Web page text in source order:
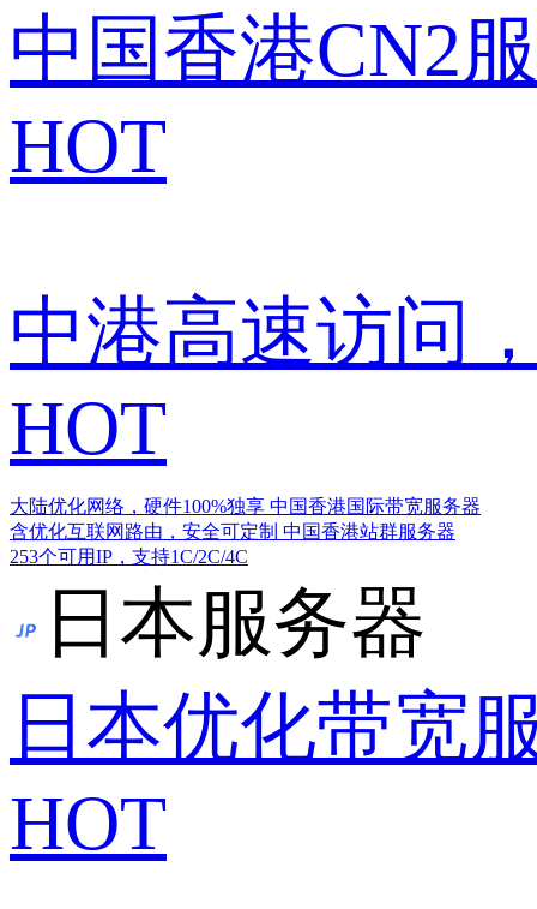
中国香港CN2
HOT
中港高速访问
HOT
大陆优化网络，硬件100%独享 中国香港国际带宽服务器
含优化互联网路由，安全可定制 中国香港站群服务器
253个可用IP，支持1C/2C/4C
日本服务器
日本优化带宽
HOT